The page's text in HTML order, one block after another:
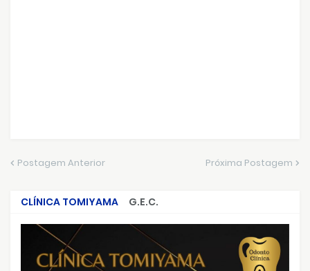
Postagem Anterior Próxima Postagem
CLÍNICA TOMIYAMA
G.E.C.
CRIMES QUE ABALARAM O BRASIL